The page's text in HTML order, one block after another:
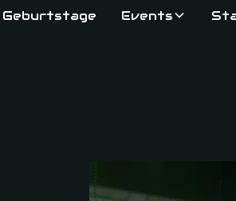
Geburtstage Events